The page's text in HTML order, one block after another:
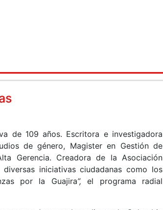
de 109 años. Escritora e investigadora
de género, Magister en Gestión de
Gerencia. Creadora de la Asociación
diversas iniciativas ciudadanas como los
por la Guajira”,el programa radial